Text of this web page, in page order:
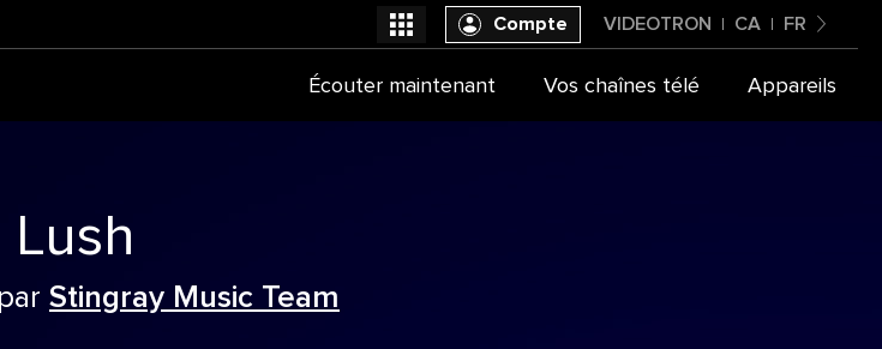
Lush
Stingray Music Team
Canada
VIDEOTRON CA FR
Compte
Écouter maintenant Vos chaînes télé Appareils